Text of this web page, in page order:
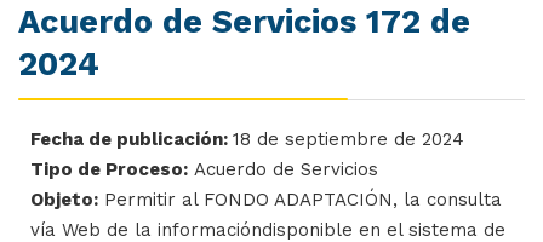
Acuerdo de Servicios 172 de
2024
Fecha de publicación: 18 de septiembre de 2024
Tipo de Proceso: Acuerdo de Servicios
Objeto: Permitir al FONDO ADAPTACIÓN, la consulta
vía Web de la informacióndisponible en el sistema de